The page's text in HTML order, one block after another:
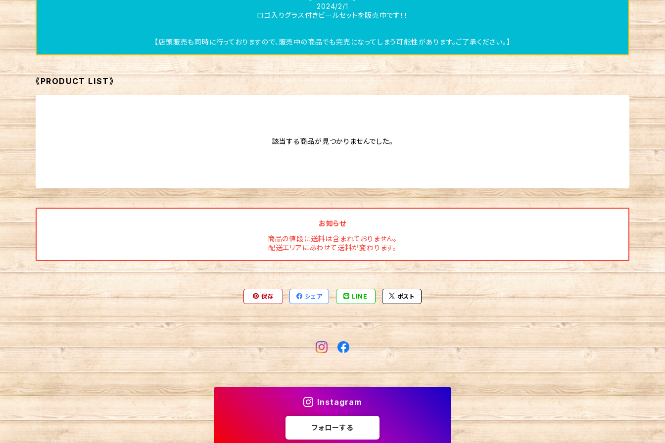
2024/2/1
ロゴ入りグラス付きビールセットを販売中です！！
【店頭販売も同時に行っておりますので、販売中の商品でも完売になってしまう可能性があります。ご了承ください。】
《PRODUCT LIST》
該当する商品が見つかりませんでした。
お知らせ
商品の値段に送料は含まれておりません。
配送エリアにあわせて送料が変わります。
保存 シェア LINE ポスト
Instagram
フォローする